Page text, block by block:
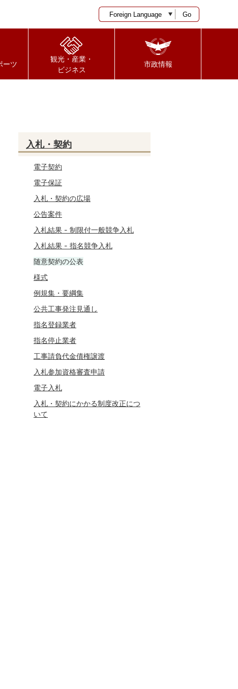
Go
ーツ
観光・産業・
ビジネス
市政情報
入札・契約
電子契約
電子保証
入札・契約の広場
公告案件
入札結果 - 制限付一般競争入札
入札結果 - 指名競争入札
随意契約の公表
様式
例規集・要綱集
公共工事発注見通し
指名登録業者
指名停止業者
工事請負代金債権譲渡
入札参加資格審査申請
電子入札
入札・契約にかかる制度改正につ
いて